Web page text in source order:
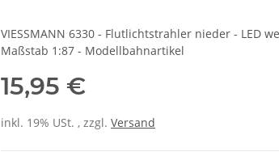
VIESSMANN 6330 - Flutlichtstrahler nieder - LED
Maßstab 1:87 - Modellbahnartikel
15,95 €
inkl. 19% USt. , zzgl. Versand